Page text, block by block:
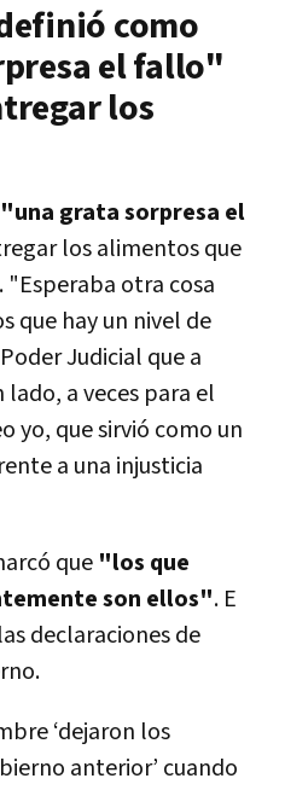
como
el fallo"
los
grata sorpresa el
los alimentos que
"Esperaba otra cosa
que hay un nivel de
Judicial que a
lado, a veces para el
yo, que sirvió como un
a una injusticia
que "los que
son ellos". E
declaraciones de
‘dejaron los
anterior’ cuando